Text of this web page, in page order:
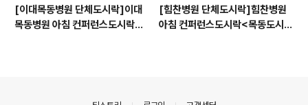
[이대목동병원 단체도시락]이대
목동병원 아침 컨퍼런스도시락<
[힘찬병원 단체도시락]힘찬병원
아침 컨퍼런스도시락<목동도시